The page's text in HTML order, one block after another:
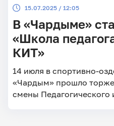
15.07.2025 / 12:05
В «Чардыме»
«Школа
КИТ»
14 июля в спортивно-
«Чардым» прошло
смены